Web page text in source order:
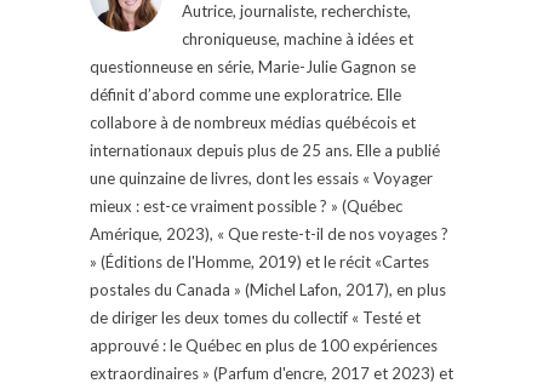
Autrice, journaliste, recherchiste,
chroniqueuse, machine à idées et
questionneuse en série, Marie-Julie Gagnon se
définit d’abord comme une exploratrice. Elle
collabore à de nombreux médias québécois et
internationaux depuis plus de 25 ans. Elle a publié
une quinzaine de livres, dont les essais « Voyager
mieux : est-ce vraiment possible ? » (Québec
Amérique, 2023), « Que reste-t-il de nos voyages ?
» (Éditions de l'Homme, 2019) et le récit «Cartes
postales du Canada » (Michel Lafon, 2017), en plus
de diriger les deux tomes du collectif « Testé et
approuvé : le Québec en plus de 100 expériences
extraordinaires » (Parfum d'encre, 2017 et 2023) et